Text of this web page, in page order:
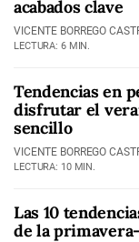
acabados clave
VICENTE BORREGO
LECTURA: 6 MIN.
Tendencias en
disfrutar el
sencillo
VICENTE BORREGO
LECTURA: 10 MIN.
Las 10
de la